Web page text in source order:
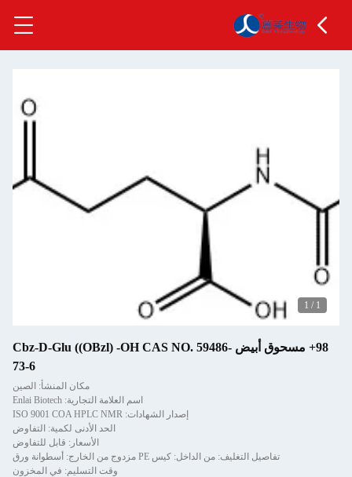
1
/
1
98+ مسحوق أبيض Cbz-D-Glu ((OBzl) -OH CAS NO. 59486-
73-6
مكان المنشأ: الصين
اسم العلامة التجارية: Enlai Biotech
إصدار الشهادات: ISO 9001 COA HPLC NMR
الحد الأدنى لكمية: التفاوض
الأسعار: قابل للتفاوض
تفاصيل التغليف: من الداخل: كيس PE مزدوج من الخارج: أسطوانة ورق
وقت التسليم: في المخزون